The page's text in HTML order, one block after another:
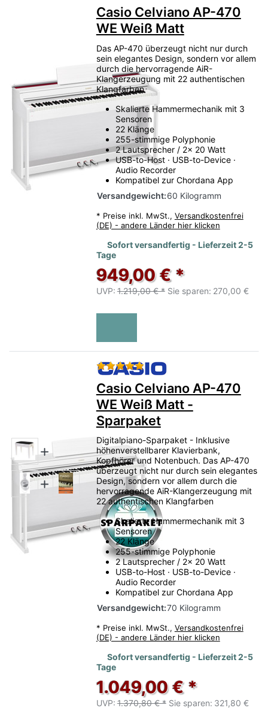
Casio Celviano AP-470
WE Weiß Matt
Das AP-470 überzeugt nicht nur durch
sein elegantes Design, sondern vor allem
durch die hervorragende AiR-
Klangerzeugung mit 22 authentischen
Klangfarben
Skalierte Hammermechanik mit 3
Sensoren
22 Klänge
255-stimmige Polyphonie
2 Lautsprecher / 2x 20 Watt
USB-to-Host · USB-to-Device ·
Audio Recorder
Kompatibel zur Chordana App
Versandgewicht:60 Kilogramm
* Preise inkl. MwSt., Versandkostenfrei
(DE) - andere Länder hier klicken
Sofort versandfertig - Lieferzeit 2-5
Tage
949,00 € *
UVP: 1.219,00 € * Sie sparen: 270,00 €
Bewertung: 5 von 5
Casio Celviano AP-470
WE Weiß Matt -
Sparpaket
Digitalpiano-Sparpaket - Inklusive
höhenverstellbarer Klavierbank,
Kopfhörer und Notenbuch. Das AP-470
überzeugt nicht nur durch sein elegantes
Design, sondern vor allem durch die
hervorragende AiR-Klangerzeugung mit
22 authentischen Klangfarben
Skalierte Hammermechanik mit 3
Sensoren
22 Klänge
255-stimmige Polyphonie
2 Lautsprecher / 2x 20 Watt
USB-to-Host · USB-to-Device ·
Audio Recorder
Kompatibel zur Chordana App
Versandgewicht:70 Kilogramm
* Preise inkl. MwSt., Versandkostenfrei
(DE) - andere Länder hier klicken
Sofort versandfertig - Lieferzeit 2-5
Tage
1.049,00 € *
UVP: 1.370,80 € * Sie sparen: 321,80 €